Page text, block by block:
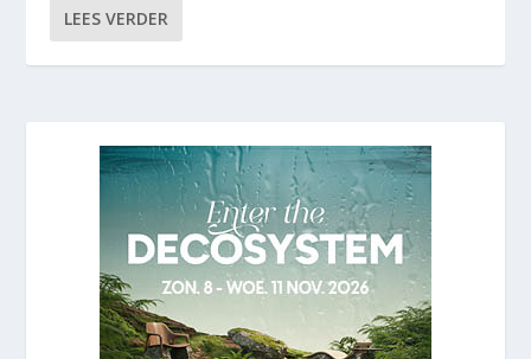
LEES VERDER